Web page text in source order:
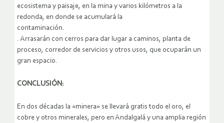
ecosistema y paisaje, en la mina y varios kilómetros a la
redonda, en donde se acumulará la
contaminación.
. Arrasarán con cerros para dar lugar a caminos, planta de
proceso, corredor de servicios y otros usos, que ocuparán un
gran espacio.
CONCLUSIÓN:
En dos décadas la «minera» se llevará gratis todo el oro, el
cobre y otros minerales, pero en Andalgalá y una amplia región